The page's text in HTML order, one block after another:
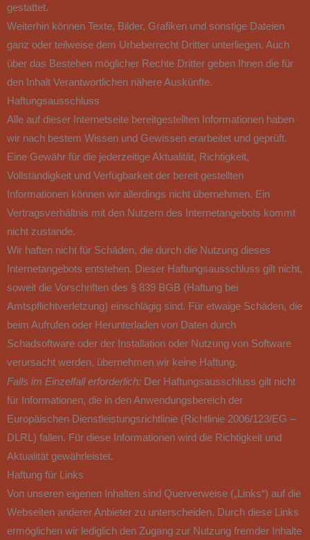
gestattet.
Weiterhin können Texte, Bilder, Grafiken und sonstige Dateien
ganz oder teilweise dem Urheberrecht Dritter unterliegen. Auch
über das Bestehen möglicher Rechte Dritter geben Ihnen die für
den Inhalt Verantwortlichen nähere Auskünfte.
Haftungsausschluss
Alle auf dieser Internetseite bereitgestellten Informationen haben
wir nach bestem Wissen und Gewissen erarbeitet und geprüft.
Eine Gewähr für die jederzeitige Aktualität, Richtigkeit,
Vollständigkeit und Verfügbarkeit der bereit gestellten
Informationen können wir allerdings nicht übernehmen. Ein
Vertragsverhältnis mit den Nutzern des Internetangebots kommt
nicht zustande.
Wir haften nicht für Schäden, die durch die Nutzung dieses
Internetangebots entstehen. Dieser Haftungsausschluss gilt nicht,
soweit die Vorschriften des § 839 BGB (Haftung bei
Amtspflichtverletzung) einschlägig sind. Für etwaige Schäden, die
beim Aufrufen oder Herunterladen von Daten durch
Schadsoftware oder der Installation oder Nutzung von Software
verursacht werden, übernehmen wir keine Haftung.
Falls im Einzelfall erforderlich: Der Haftungsausschluss gilt nicht
für Informationen, die in den Anwendungsbereich der
Europäischen Dienstleistungsrichtlinie (Richtlinie 2006/123/EG –
DLRL) fallen. Für diese Informationen wird die Richtigkeit und
Aktualität gewährleistet.
Haftung für Links
Von unseren eigenen Inhalten sind Querverweise („Links“) auf die
Webseiten anderer Anbieter zu unterscheiden. Durch diese Links
ermöglichen wir lediglich den Zugang zur Nutzung fremder Inhalte